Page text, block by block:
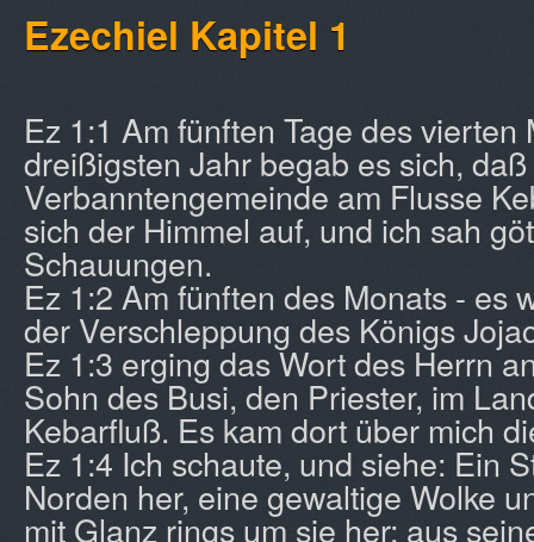
Ezechiel Kapitel 1
Ez 1:1 Am fünften Tage des vierten
dreißigsten Jahr begab es sich,
Verbanntengemeinde am Flusse
sich der Himmel auf, und ich sah
Schauungen.
Ez 1:2 Am fünften des Monats - es
der Verschleppung des Königs
Ez 1:3 erging das Wort des Herrn
Sohn des Busi, den Priester, im
Kebarfluß. Es kam dort über mich
Ez 1:4 Ich schaute, und siehe: Ein
Norden her, eine gewaltige Wolke
mit Glanz rings um sie her; aus